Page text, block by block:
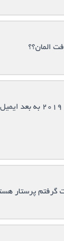
المان؟؟
متین: دوستان سلام خوبین کسی
گرفتم پرستار